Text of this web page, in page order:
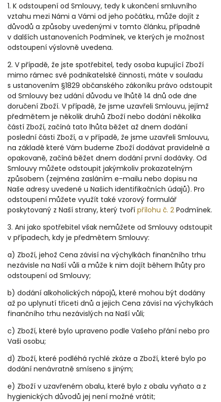
1. K odstoupení od Smlouvy, tedy k ukončení smluvního
vztahu mezi Námi a Vámi od jeho počátku, může dojít z
důvodů a způsoby uvedenými v tomto článku, případně
v dalších ustanoveních Podmínek, ve kterých je možnost
odstoupení výslovně uvedena.
2. V případě, že jste spotřebitel, tedy osoba kupující Zboží
mimo rámec své podnikatelské činnosti, máte v souladu
s ustanovením §1829 občanského zákoníku právo odstoupit
od Smlouvy bez udání důvodu ve lhůtě 14 dnů ode dne
doručení Zboží. V případě, že jsme uzavřeli Smlouvu, jejímž
předmětem je několik druhů Zboží nebo dodání několika
částí Zboží, začíná tato lhůta běžet až dnem dodání
poslední části Zboží, a v případě, že jsme uzavřeli Smlouvu,
na základě které Vám budeme Zboží dodávat pravidelně a
opakovaně, začíná běžet dnem dodání první dodávky. Od
Smlouvy můžete odstoupit jakýmkoliv prokazatelným
způsobem (zejména zasláním e-mailu nebo dopisu na
Naše adresy uvedené u Našich identifikačních údajů). Pro
odstoupení můžete využít také vzorový formulář
poskytovaný z Naší strany, který tvoří přílohu č. 2 Podmínek.
3. Ani jako spotřebitel však nemůžete od Smlouvy odstoupit
v případech, kdy je předmětem Smlouvy:
a) Zboží, jehož Cena závisí na výchylkách finančního trhu
nezávisle na Naší vůli a může k nim dojít během lhůty pro
odstoupení od Smlouvy;
b) dodání alkoholických nápojů, které mohou být dodány
až po uplynutí třiceti dnů a jejich Cena závisí na výchylkách
finančního trhu nezávislých na Naší vůli;
c) Zboží, které bylo upraveno podle Vašeho přání nebo pro
Vaši osobu;
d) Zboží, které podléhá rychlé zkáze a Zboží, které bylo po
dodání nenávratně smíseno s jiným;
e) Zboží v uzavřeném obalu, které bylo z obalu vyňato a z
hygienických důvodů jej není možné vrátit;